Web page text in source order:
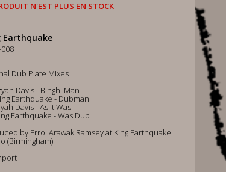
N'EST PLUS EN STOCK
Earthquake
008
Dub Plate Mixes
Davis - Binghi Man
Earthquake - Dubman
Davis - As It Was
Earthquake - Was Dub
by Errol Arawak Ramsey at King Earthquake
(Birmingham)